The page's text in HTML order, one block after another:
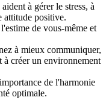
à gérer le stress, à
attitude positive.
de vous-même et
à mieux communiquer,
à créer un environnement
de l'harmonie
optimale.